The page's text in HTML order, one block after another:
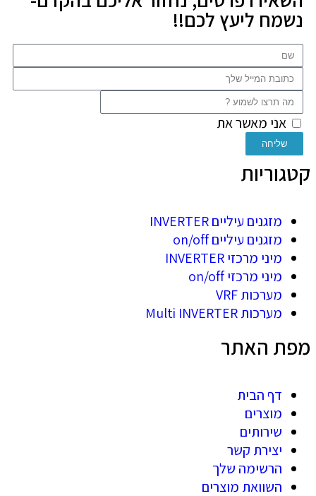
נשמח ליעץ לכם!!
אני מאשר את
שליחה
קטגוריות
מזגנים עיליים INVERTER
מזגנים עיליים on/off
מיני מרכזי INVERTER
מיני מרכזי on/off
מערכות VRF
מערכות Multi INVERTER
מפת האתר
דף הבית
מוצרים
שירותים
יצירת קשר
הרשימה שלך
השוואת מוצרים